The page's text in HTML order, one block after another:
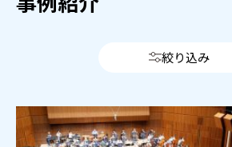
絞り込み